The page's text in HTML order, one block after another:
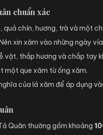
chuẩn xác
quả chín, hương, trà và một
xin xăm vào những ngày
vật, thắp hương và chắp tay
một que xăm từ ống xăm.
của lá xăm để áp dụng
Quân thường gồm khoảng